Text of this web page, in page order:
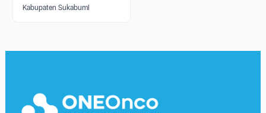
Kabupaten Sukabumi